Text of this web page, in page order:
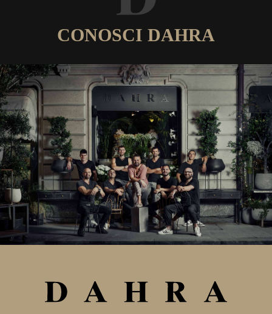
CONOSCI DAHRA